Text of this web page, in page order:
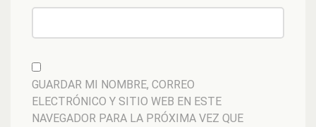
GUARDAR MI NOMBRE, CORREO
ELECTRÓNICO Y SITIO WEB EN ESTE
NAVEGADOR PARA LA PRÓXIMA VEZ QUE